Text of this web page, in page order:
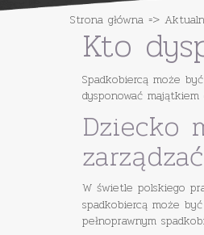
Strona główna =>
Kto
Spadkobiercą może
dysponować
Dziecko
zarządzać
W świetle polskiego
spadkobiercą może
pełnoprawnym